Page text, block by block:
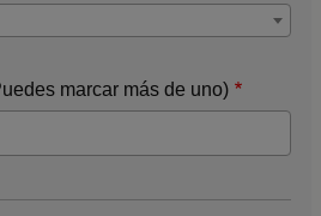
marcar más de uno)